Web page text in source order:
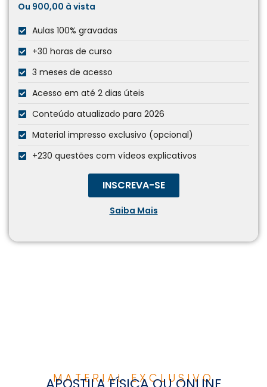
Ou 900,00 à vista
Aulas 100% gravadas
+30 horas de curso
3 meses de acesso
Acesso em até 2 dias úteis
Conteúdo atualizado para 2026
Material impresso exclusivo (opcional)
+230 questões com vídeos explicativos
INSCREVA-SE
Saiba Mais
MATERIAL EXCLUSIVO